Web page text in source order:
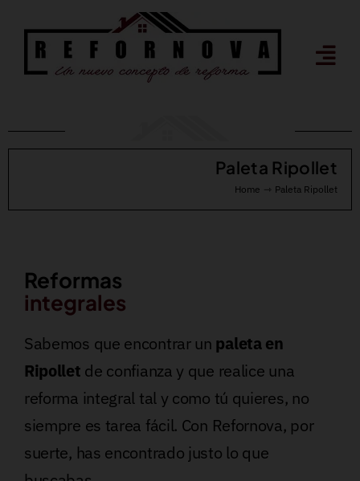
contenido
Paleta Ripollet
Home Paleta Ripollet
Reformas
integrales
Sabemos que encontrar un paleta en
Ripollet de confianza y que realice una
reforma integral tal y como tú quieres, no
siempre es tarea fácil. Con Refornova, por
suerte, has encontrado justo lo que